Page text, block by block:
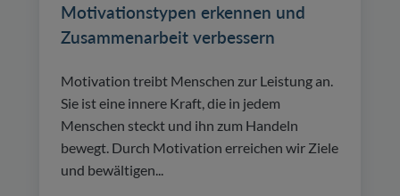
Motivationstypen erkennen und
Zusammenarbeit verbessern
Motivation treibt Menschen zur Leistung an.
Sie ist eine innere Kraft, die in jedem
Menschen steckt und ihn zum Handeln
bewegt. Durch Motivation erreichen wir Ziele
und bewältigen...